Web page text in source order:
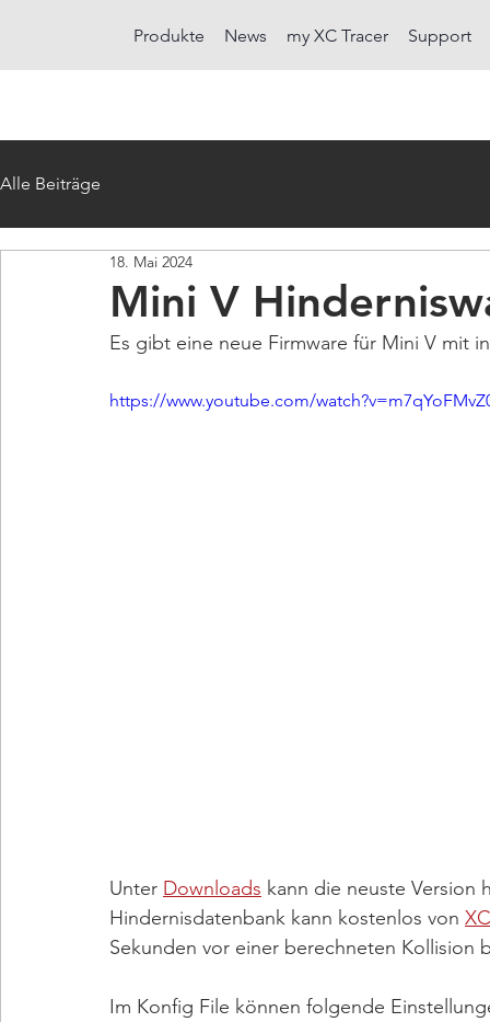
Produkte News my XC Tracer Support
Alle Beiträge
Mini V
18. Mai 2024
Es gibt eine neue Firmware für Mini V mit
https://www.youtube.com/
Unter Downloads kann die neuste
Hindernisdatenbank kann kostenlos von
Sekunden vor einer berechneten Kollision
Im Konfig File können folgende